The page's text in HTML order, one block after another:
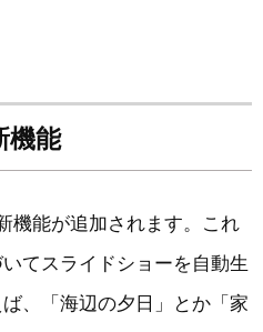
機能
機能が追加されます。これ
てスライドショーを自動生
、「海辺の夕日」とか「家